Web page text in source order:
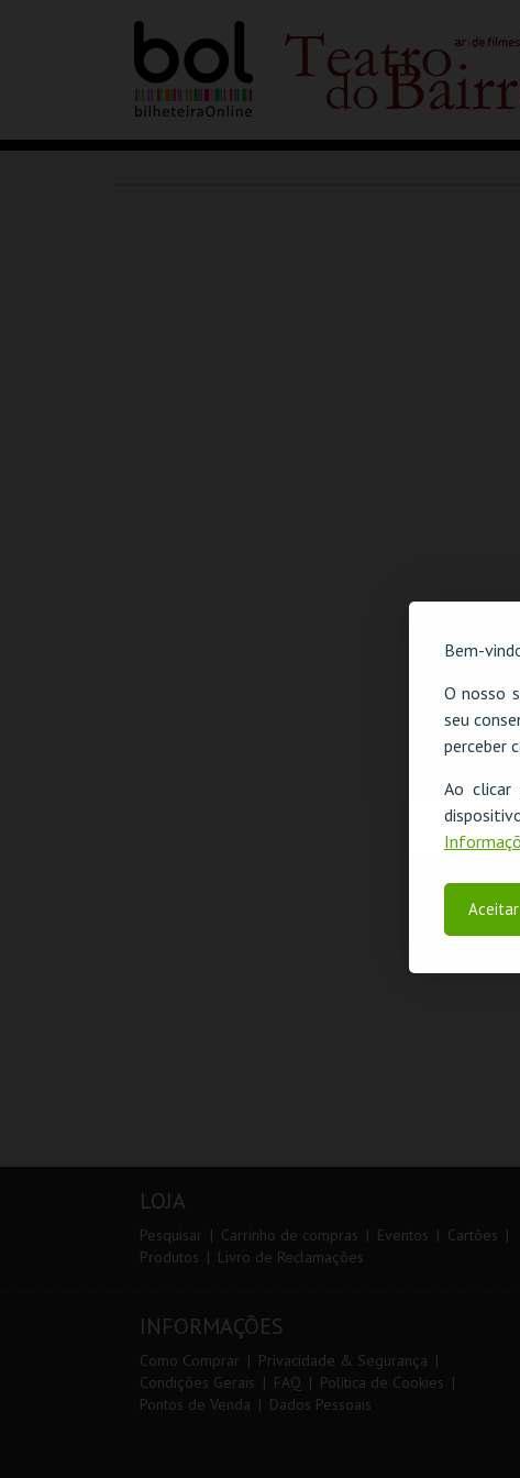
Bem-
O nosso
seu
perceber
Ao clicar
Aceitar
LOJA
Pesquisar Carrinho de compras Eventos
Cartões
Produtos
Livro de Reclamações
INFORMAÇÕES
Como Comprar
Privacidade & Segurança
Condições Gerais
FAQ
Política de Cookies
Pontos de Venda
Dados Pessoais